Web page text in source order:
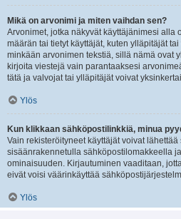
Mikä on arvonimi ja miten vaihdan sen?
Arvonimet, jotka näkyvät käyttäjänimesi alla
määrän tai tietyt käyttäjät, kuten ylläpitäjät
minkään arvonimen tekstiä, sillä nämä ovat
kirjoita viestejä vain parantaaksesi
tätä ja valvojat tai ylläpitäjät voivat
Ylös
Kun klikkaan sähköpostilinkkiä, minua
Vain rekisteröityneet käyttäjät voivat
sisäänrakennetulla sähköpostilomakkeella
ominaisuuden. Kirjautuminen vaaditaan,
eivät voisi väärinkäyttää
Ylös